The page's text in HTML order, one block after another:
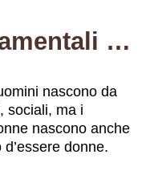
I Problemi Fondamentali Degli Uomini Nascono Da Questioni Economiche, Razziali, Sociali, Ma I Problemi Fondamentali Delle Donne Nascono Anche E Soprattutto Da Questo: Il Fatto D’essere Donne.
nascono da
sociali, ma i
nascono anche
donne.